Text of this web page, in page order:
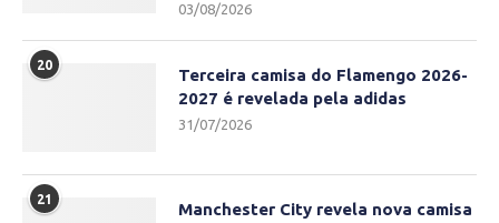
03/08/2026
20
Terceira camisa do Flamengo 2026-
2027 é revelada pela adidas
31/07/2026
21
Manchester City revela nova camisa